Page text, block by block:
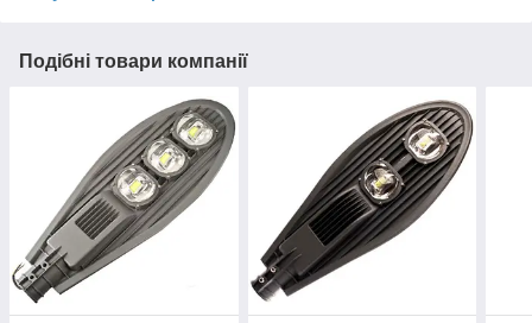
Подібні товари компанії